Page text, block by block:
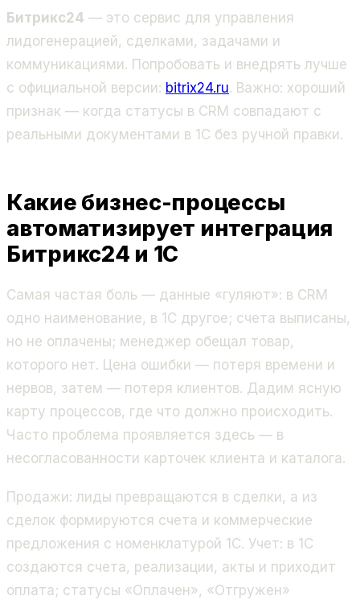
Битрикс24 — это сервис для управления
лидогенерацией, сделками, задачами и
коммуникациями. Попробовать и внедрять лучше
с официальной версии: bitrix24.ru. Важно: хороший
признак — когда статусы в CRM совпадают с
реальными документами в 1С без ручной правки.
Какие бизнес-процессы
автоматизирует интеграция
Битрикс24 и 1С
Самая частая боль — данные «гуляют»: в CRM
одно наименование, в 1С другое; счета выписаны,
но не оплачены; менеджер обещал товар,
которого нет. Цена ошибки — потеря времени и
нервов, затем — потеря клиентов. Дадим ясную
карту процессов, где что должно происходить.
Часто проблема проявляется здесь — в
несогласованности карточек клиента и каталога.
Продажи: лиды превращаются в сделки, а из
сделок формируются счета и коммерческие
предложения с номенклатурой 1С. Учет: в 1С
создаются счета, реализации, акты и приходит
оплата; статусы «Оплачен», «Отгружен»